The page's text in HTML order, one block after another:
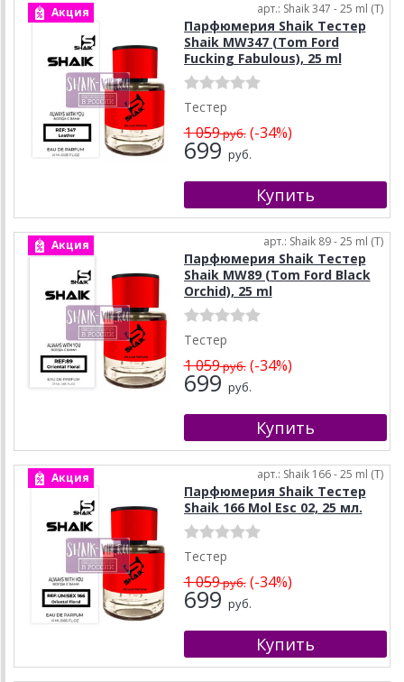
Акция арт.: Shaik 347 - 25 ml (T)
Парфюмерия Shaik Тестер
Shaik MW347 (Tom Ford
Fucking Fabulous), 25 ml
Тестер
1 059руб.(-34%)
699 руб.
Акция арт.: Shaik 89 - 25 ml (T)
Парфюмерия Shaik Тестер
Shaik MW89 (Tom Ford Black
Orchid), 25 ml
Тестер
1 059руб.(-34%)
699 руб.
Акция арт.: Shaik 166 - 25 ml (T)
Парфюмерия Shaik Тестер
Shaik 166 Mol Esc 02, 25 мл.
Тестер
1 059руб.(-34%)
699 руб.